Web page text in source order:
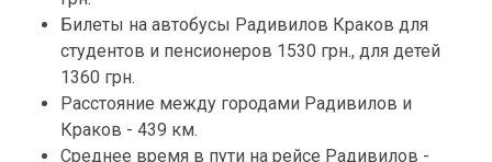
Билеты на автобусы Радивилов Краков для
студентов и пенсионеров 1530 грн., для детей
1360 грн.
Расстояние между городами Радивилов и
Краков - 439 км.
Среднее время в пути на рейсе Радивилов -